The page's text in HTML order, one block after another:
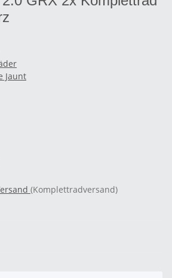
Jaunt
(Komplettradversand)